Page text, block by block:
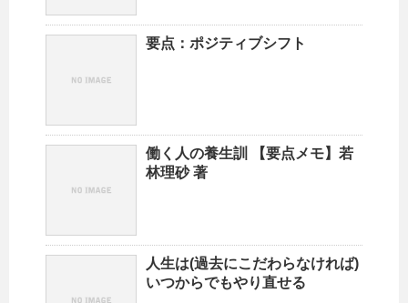
要点：ポジティブシフト
働く人の養生訓 【要点メモ】若
林理砂 著
人生は(過去にこだわらなければ)
いつからでもやり直せる